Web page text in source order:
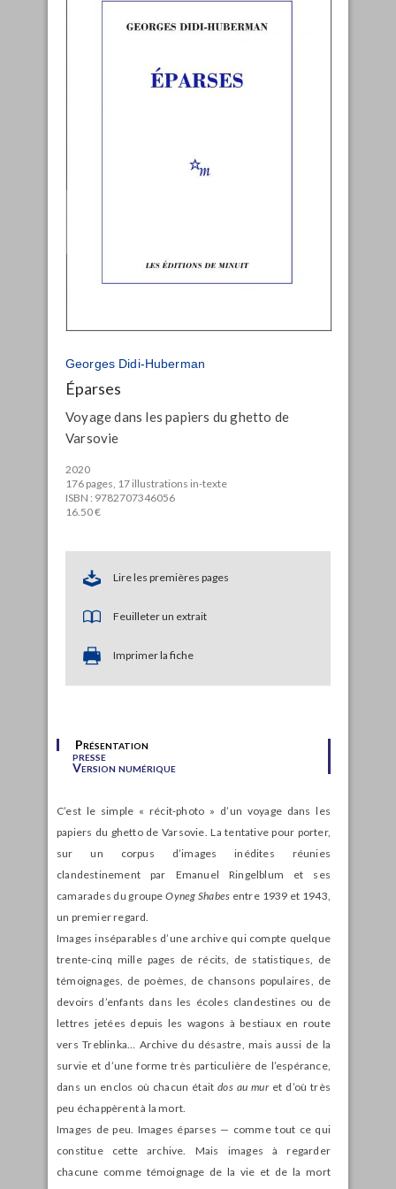
Georges Didi-Huberman
Éparses
Voyage dans les papiers du ghetto de
Varsovie
2020
176 pages, 17 illustrations in-texte
ISBN : 9782707346056
16.50 €
Lire les premières pages
Feuilleter un extrait
Imprimer la fiche
Présentation
presse
Version numérique
C’est le simple « récit-photo » d’un voyage dans les
papiers du ghetto de Varsovie. La tentative pour porter,
sur un corpus d’images inédites réunies
clandestinement par Emanuel Ringelblum et ses
camarades du groupeOyneg Shabes entre 1939 et 1943,
un premier regard.
Images inséparables d’une archive qui compte quelque
trente-cinq mille pages de récits, de statistiques, de
témoignages, de poèmes, de chansons populaires, de
devoirs d’enfants dans les écoles clandestines ou de
lettres jetées depuis les wagons à bestiaux en route
vers Treblinka… Archive du désastre, mais aussi de la
survie et d’une forme très particulière de l’espérance,
dans un enclos où chacun étaitdos au muret d’où très
peu échappèrent à la mort.
Images de peu. Images éparses — comme tout ce qui
constitue cette archive. Mais images à regarder
chacune comme témoignage de la vie et de la mort